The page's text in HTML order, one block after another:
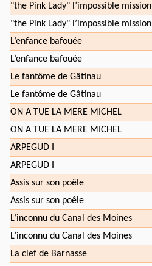
"the Pink Lady" l’impossible mission
"the Pink Lady" l’impossible mission
L’enfance bafouée
L’enfance bafouée
Le fantôme de Gâtinau
Le fantôme de Gâtinau
ON A TUE LA MERE MICHEL
ON A TUE LA MERE MICHEL
ARPEGUD I
ARPEGUD I
Assis sur son poêle
Assis sur son poêle
L’inconnu du Canal des Moines
L’inconnu du Canal des Moines
La clef de Barnasse